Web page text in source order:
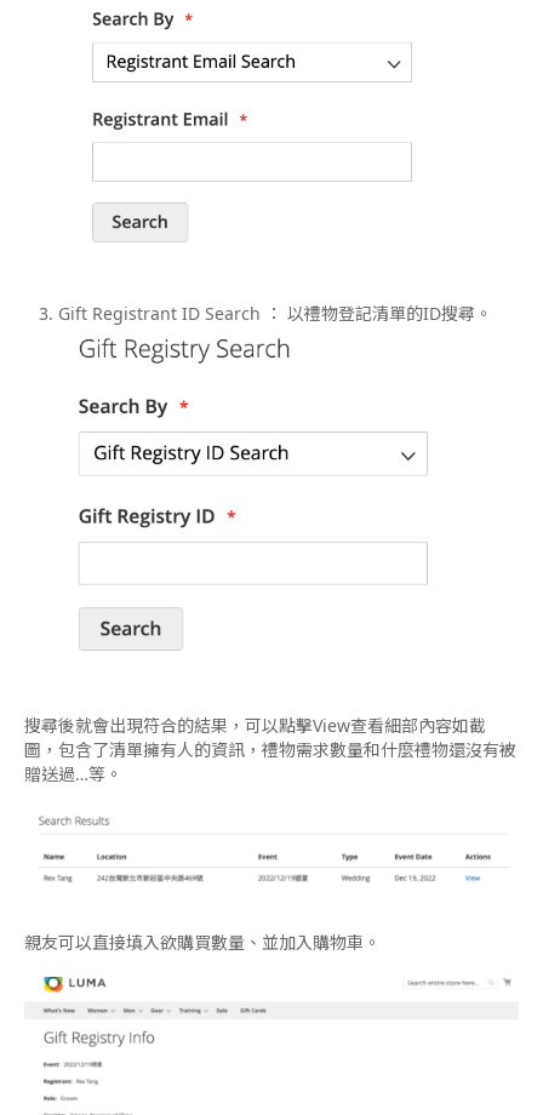
Gift Registrant ID Search ： 以禮物登記清單的ID搜尋。
搜尋後就會出現符合的結果，可以點擊View查看細部內容如截
圖，包含了清單擁有人的資訊，禮物需求數量和什麼禮物還沒有被
贈送過…等。
親友可以直接填入欲購買數量、並加入購物車。